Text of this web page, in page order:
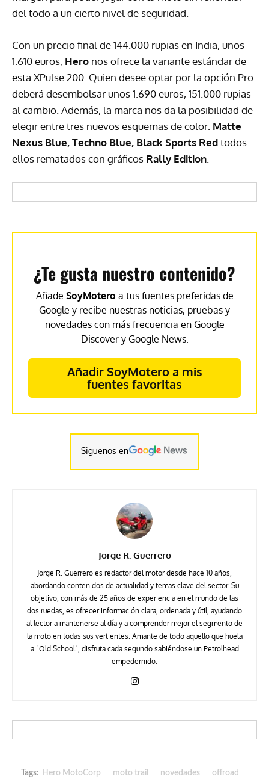
del todo a un cierto nivel de seguridad.
Con un precio final de 144.000 rupias en India, unos
1.610 euros, Hero nos ofrece la variante estándar de
esta XPulse 200. Quien desee optar por la opción Pro
deberá desembolsar unos 1.690 euros, 151.000 rupias
al cambio. Además, la marca nos da la posibilidad de
elegir entre tres nuevos esquemas de color: Matte
Nexus Blue, Techno Blue, Black Sports Redtodos
ellos rematados con gráficos Rally Edition
¿Te gusta nuestro contenido?
Añade SoyMotero a tus fuentes preferidas de
Google y recibe nuestras noticias, pruebas y
novedades con más frecuencia en Google
Discover y Google News.
Añadir SoyMotero a mis
fuentes favoritas
Siguenos en
Jorge R. Guerrero
Jorge R. Guerrero es redactor del motor desde hace 10 años,
abordando contenidos de actualidad y temas clave del sector. Su
objetivo, con más de 25 años de experiencia en el mundo de las
dos ruedas, es ofrecer información clara, ordenada y útil, ayudando
al lector a mantenerse al día y a comprender mejor el segmento de
la moto en todas sus vertientes. Amante de todo aquello que huela
a “Old School”, disfruta cada segundo sabiéndose un Petrolhead
empedernido.
Tags: Hero MotoCorp moto trail novedades offroad